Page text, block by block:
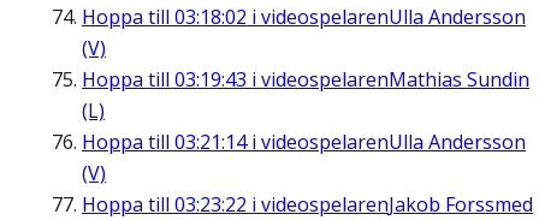
Hoppa till 03:18:02 i videospelarenUlla Andersson
(V)
Hoppa till 03:19:43 i videospelarenMathias Sundin
(L)
Hoppa till 03:21:14i videospelarenUlla Andersson
(V)
Hoppa till 03:23:22 i videospelarenJakob Forssmed